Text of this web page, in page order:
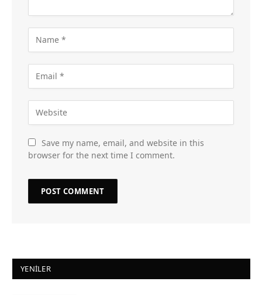
Save my name, email, and website in this
browser for the next time I comment.
YENILER